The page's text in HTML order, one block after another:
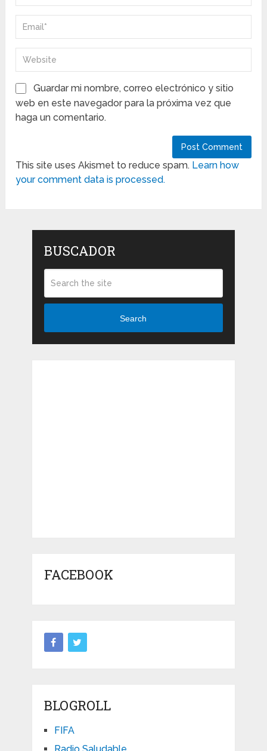
Guardar mi nombre, correo electrónico y sitio
web en este navegador para la próxima vez que
haga un comentario.
This site uses Akismet to reduce spam. Learn how
your comment data is processed.
BUSCADOR
Search
FACEBOOK
BLOGROLL
FIFA